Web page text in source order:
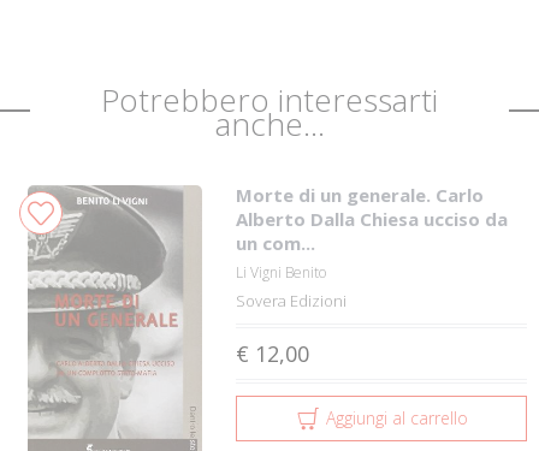
Potrebbero interessarti
anche...
Morte di un generale. Carlo
Alberto Dalla Chiesa ucciso da
un com...
Li Vigni Benito
Sovera Edizioni
€ 12,00
Aggiungi al carrello